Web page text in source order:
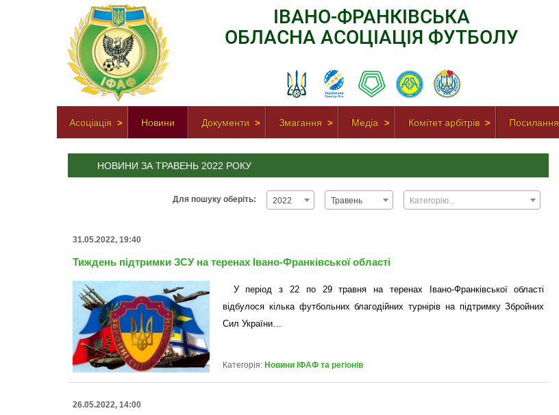
ІВАНО-ФРАНКІВСЬКА
ОБЛАСНА АСОЦІАЦІЯ ФУТБОЛУ
Асоціація Новини Документи Змагання Медіа Комітет арбітрів Посилання
НОВИНИ ЗА ТРАВЕНЬ 2022 РОКУ
Для пошуку оберіть: 2022 Травень Категорію...
31.05.2022, 19:40
Тиждень підтримки ЗСУ на теренах Івано-Франківської області
У період з 22 по 29 травня на теренах Івано-Франківської області
відбулося кілька футбольних благодійних турнірів на підтримку Збройних
Сил України…
Категорія: Новини ІФАФ та регіонів
26.05.2022, 14:00